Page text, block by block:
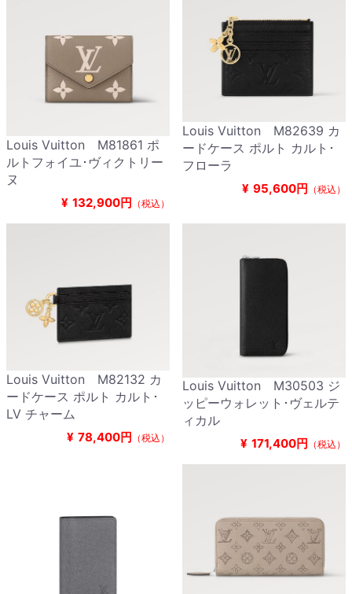
Louis Vuitton M81861 ポ
ルトフォイユ･ヴィクトリー
ヌ
¥ 132,900円 （税込）
Louis Vuitton M82639 カ
ードケース ポルト カルト･
フローラ
¥ 95,600円 （税込）
Louis Vuitton M82132 カ
ードケース ポルト カルト･
LV チャーム
¥ 78,400円 （税込）
Louis Vuitton M30503 ジ
ッピーウォレット･ヴェルテ
ィカル
¥ 171,400円 （税込）